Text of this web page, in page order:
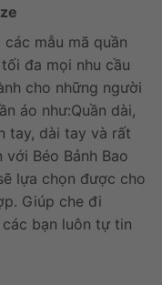
mẫu mã quần
đa mọi nhu cầu
cho những người
áo như:Quần dài,
tay, dài tay và rất
Béo Bảnh Bao
lựa chọn được cho
Giúp che đi
bạn luôn tự tin